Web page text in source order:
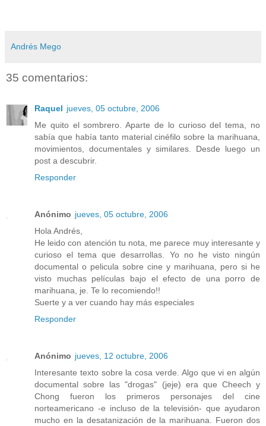
Andrés Mego
35 comentarios:
Raquel jueves, 05 octubre, 2006
Me quito el sombrero. Aparte de lo curioso del tema, no
sabía que había tanto material cinéfilo sobre la marihuana,
movimientos, documentales y similares. Desde luego un
post a descubrir.
Responder
Anónimo jueves, 05 octubre, 2006
Hola Andrés,
He leido con atención tu nota, me parece muy interesante y
curioso el tema que desarrollas. Yo no he visto ningún
documental o pelicula sobre cine y marihuana, pero si he
visto muchas películas bajo el efecto de una porro de
marihuana, je. Te lo recomiendo!!
Suerte y a ver cuando hay más especiales
Responder
Anónimo jueves, 12 octubre, 2006
Interesante texto sobre la cosa verde. Algo que vi en algún
documental sobre las "drogas" (jeje) era que Cheech y
Chong fueron los primeros personajes del cine
norteamericano -e incluso de la televisión- que ayudaron
mucho en la desatanización de la marihuana. Fueron dos